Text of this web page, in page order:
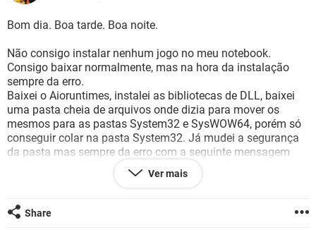
GUIA DE COMPRAS
INSTAGRAM
CELULAR
OUTLOOK
INSTAGRAM GMAIL
GUIA DE COMPRAS
JOGOS
OUTLOOK EXCEL
INSTAGRAM GMAIL
GUIA DE COMPRAS
Bom dia. Boa tarde. Boa noite.
Não consigo instalar nenhum jogo no meu notebook.
Consigo baixar normalmente, mas na hora da instalação
sempre da erro.
Baixei o Aioruntimes, instalei as bibliotecas de DLL, baixei
uma pasta cheia de arquivos onde dizia para mover os
mesmos para as pastas System32 e SysWOW64, porém só
conseguir colar na pasta System32. Já mudei a segurança
da pasta mas sempre da erro com a seguinte mensagem
"erro ao anuemrar obejtos no contêiner." Restaurei o
notebook, porém estou com o mesmo problema anterior.
Ver mais
Share